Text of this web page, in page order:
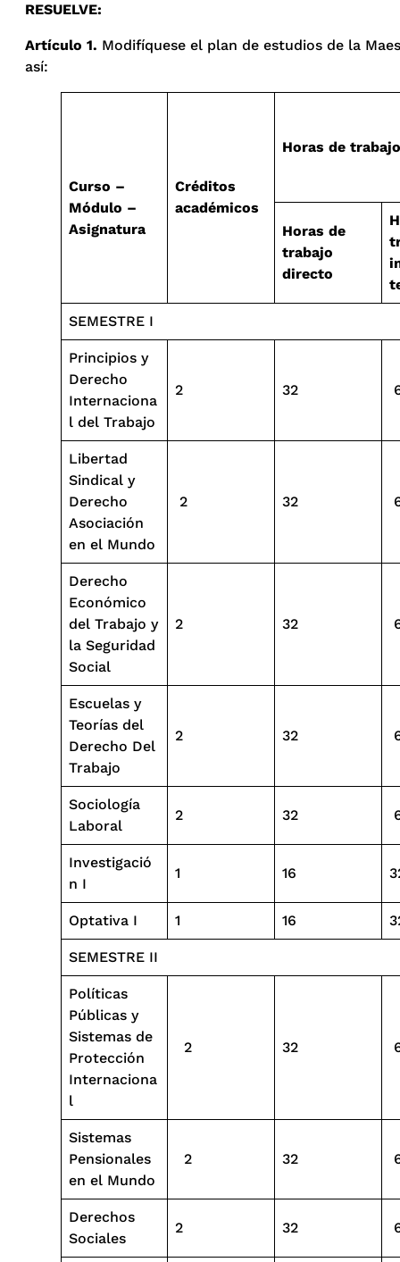
RESUELVE:
Artículo 1. Modifíquese el plan de estudios de la
así:
Curso –
Módulo –
Asignatura
Créditos
académicos
Horas de
Horas de
trabajo
directo
SEMESTRE I
Principios y
Derecho
Internaciona
l del Trabajo
2 32
Libertad
Sindical y
Derecho
Asociación
en el Mundo
2 32
Derecho
Económico
del Trabajo y
la Seguridad
Social
2 32
Escuelas y
Teorías del
Derecho Del
Trabajo
2 32
Sociología
Laboral
2 32
Investigació
n I
1 16
Optativa I 1 16
SEMESTRE II
Políticas
Públicas y
Sistemas de
Protección
Internaciona
l
2 32
Sistemas
Pensionales
en el Mundo
2 32
Derechos
Sociales
2 32